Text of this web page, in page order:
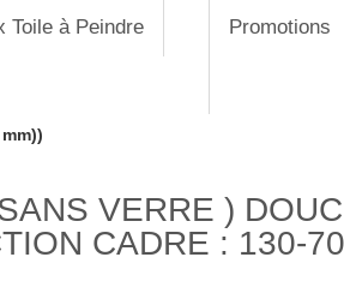
Toile à Peindre Promotions
VERRE )
CADRE : 130-